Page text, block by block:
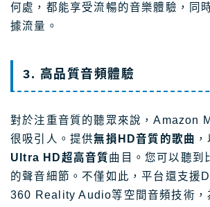
何處，都能享受流暢的音樂體驗，同
據流量。
3. 高品質音頻體驗
對於注重音質的聽眾來說，Amazon
很吸引人。提供無損HD音質的歌曲
Ultra HD超高音質曲目。您可以聽到
的聲音細節。不僅如此，平台還支援
360 Reality Audio等空間音頻技術，